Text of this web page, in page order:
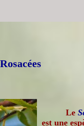
Rosacées
Le
est une